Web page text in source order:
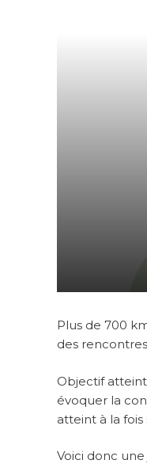
Plus de 700
des
Objectif
évoquer la
atteint à la
Voici donc